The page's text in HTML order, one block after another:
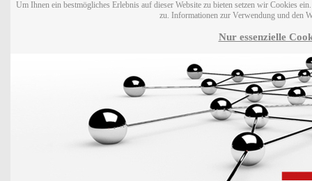
Um Ihnen ein bestmögliches Erlebnis auf dieser Website zu bieten setzen wir Cookies
zu. Informationen zur Verwendung und den
Nur essenzielle